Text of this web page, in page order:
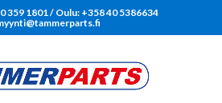
359 1801‬ / Oulu: +358 40 5386634